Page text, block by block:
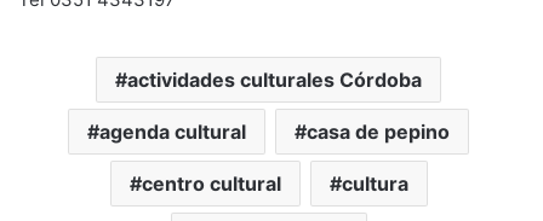
actividades culturales Córdoba
agenda cultural casa de pepino
centro cultural cultura